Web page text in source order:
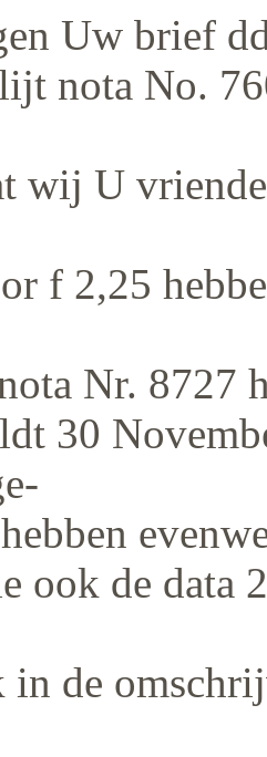
Uw brief
nota No.
wij U
f 2,25
Nr. 8727
30
ook de data
in de